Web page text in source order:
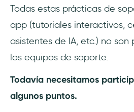
Todas estas prácticas de
app (tutoriales interactivos,
asistentes de IA, etc.) no son
los equipos de soporte.
Todavía necesitamos
algunos puntos.